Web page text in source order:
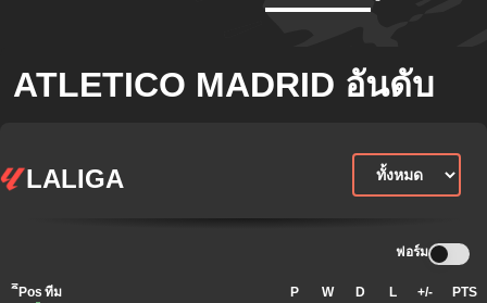
ATLETICO MADRID อันดับ
LALIGA
ฟอร์ม
ิีPos ทีม P W D L +/- PTS